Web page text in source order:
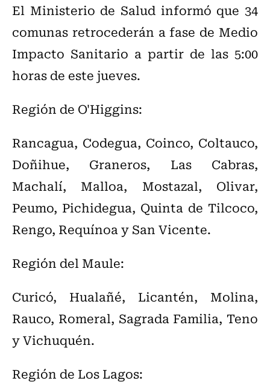
El Ministerio de Salud informó que 34
comunas retrocederán a fase de Medio
Impacto Sanitario a partir de las 5:00
horas de este jueves.
Región de O'Higgins:
Rancagua, Codegua, Coinco, Coltauco,
Doñihue, Graneros, Las Cabras,
Machalí, Malloa, Mostazal, Olivar,
Peumo, Pichidegua, Quinta de Tilcoco,
Rengo, Requínoa y San Vicente.
Región del Maule:
Curicó, Hualañé, Licantén, Molina,
Rauco, Romeral, Sagrada Familia, Teno
y Vichuquén.
Región de Los Lagos: